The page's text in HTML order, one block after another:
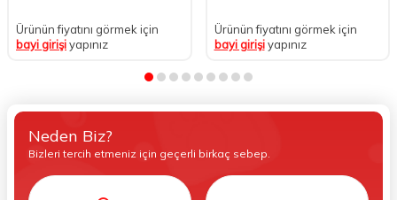
Ürünün fiyatını görmek için
bayi girişiyapınız
Ürünün fiyatını görmek için
bayi girişiyapınız
Neden Biz?
Bizleri tercih etmeniz için geçerli birkaç sebep.